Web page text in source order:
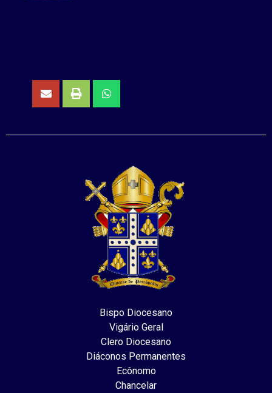
Bispo Diocesano
Vigário Geral
Clero Diocesano
Diáconos Permanentes
Ecônomo
Chancelar